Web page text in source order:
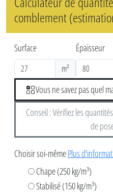
comblement
Surface
m²
Épaisseur
Vous ne savez pas quel
Conseil : Vérifiez les
de
Choisir soi-mêmePlus
Chape (250 kg/m³)
Stabilisé (150 kg/m³)